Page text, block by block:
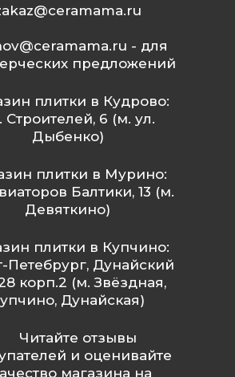
- для
предложений
плитки в Кудрово:
Строителей, 6 (м. ул.
Дыбенко)
плитки в Мурино:
Балтики, 13 (м.
Девяткино)
плитки в Купчино:
Петебрург, Дунайский
корп.2 (м. Звёздная,
Дунайская)